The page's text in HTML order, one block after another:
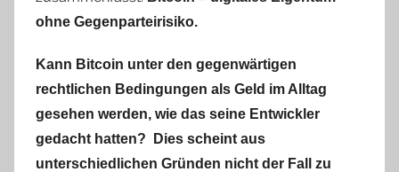
ohne Gegenparteirisiko.
Kann Bitcoin unter den gegenwärtigen
rechtlichen Bedingungen als Geld im Alltag
gesehen werden, wie das seine Entwickler
gedacht hatten? Dies scheint aus
unterschiedlichen Gründen nicht der Fall zu